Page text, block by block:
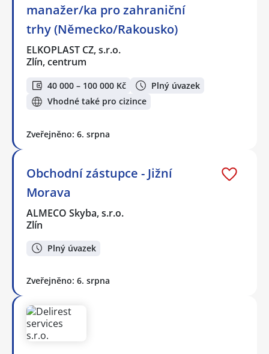
manažer/ka pro zahraniční
trhy (Německo/Rakousko)
ELKOPLAST CZ, s.r.o.
Zlín, centrum
40 000 – 100 000 Kč
Plný úvazek
Vhodné také pro cizince
Zveřejněno: 6. srpna
Obchodní zástupce - Jižní
Morava
ALMECO Skyba, s.r.o.
Zlín
Plný úvazek
Zveřejněno: 6. srpna